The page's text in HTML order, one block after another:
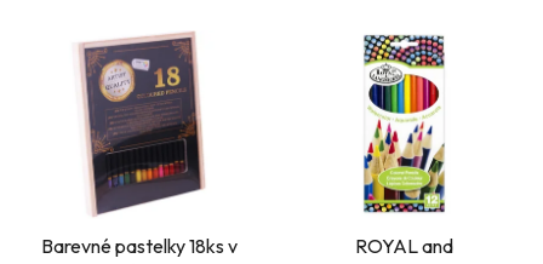
Barevné pastelky 18ks v
ROYAL and